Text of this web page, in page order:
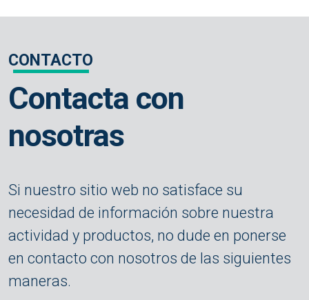
CONTACTO
Contacta con
nosotras
Si nuestro sitio web no satisface su
necesidad de información sobre nuestra
actividad y productos, no dude en ponerse
en contacto con nosotros de las siguientes
maneras.